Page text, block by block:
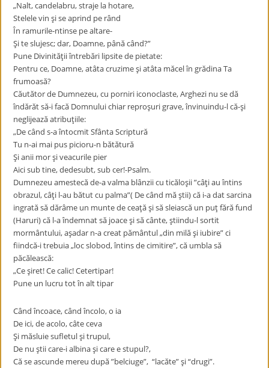
„Nalt, candelabru, straje la hotare,
Stelele vin şi se aprind pe rând
În ramurile-ntinse pe altare-
Şi te slujesc; dar, Doamne, până când?”
Pune Divinităţii întrebări lipsite de pietate:
Pentru ce, Doamne, atâta cruzime şi atâta măcel în grădina Ta
frumoasă?
Căutător de Dumnezeu, cu porniri iconoclaste, Arghezi nu se dă
îndărăt să-i facă Domnului chiar reproşuri grave, învinuindu-l că-şi
neglijează atribuţiile:
„De când s-a întocmit Sfânta Scriptură
Tu n-ai mai pus picioru-n bătătură
Şi anii mor şi veacurile pier
Aici sub tine, dedesubt, sub cer!-Psalm.
Dumnezeu amestecă de-a valma blânzii cu ticăloşii ”câţi au întins
obrazul, câţi l-au bătut cu palma”( De când mă ştii) că i-a dat sarcina
ingrată să dărâme un munte de ceaţă şi să sleiască un puţ fără fund
(Haruri) că l-a îndemnat să joace şi să cânte, ştiindu-l sortit
mormântului, aşadar n-a creat pământul „din milă şi iubire” ci
fiindcă-i trebuia „loc slobod, întins de cimitire”, că umbla să
păcălească:
„Ce şiret! Ce calic! Cetertipar!
Pune un lucru tot în alt tipar
Când încoace, când încolo, o ia
De ici, de acolo, câte ceva
Şi măsluie sufletul şi trupul,
De nu ştii care-i albina şi care e stupul?,
Că se ascunde mereu după ”belciuge”, “lacăte” şi “drugi”.